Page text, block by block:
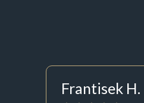
Frantisek H.